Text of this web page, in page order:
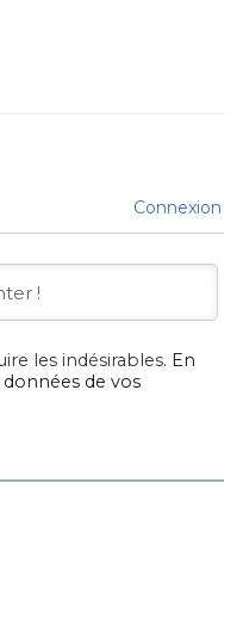
Connexion
les indésirables. En
de vos